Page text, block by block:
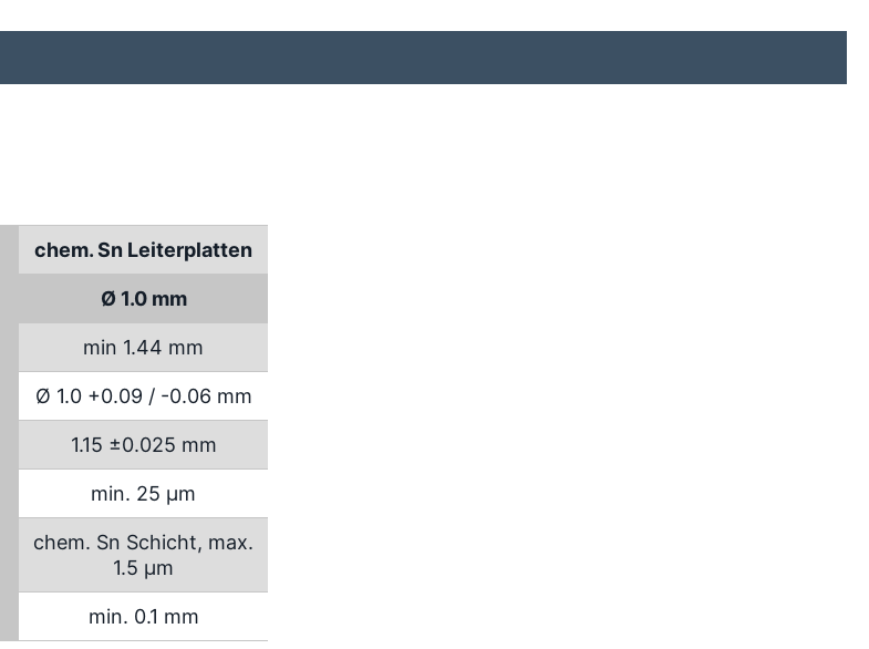
chem. Sn Leiterplatten
Ø 1.0 mm
min 1.44 mm
Ø 1.0 +0.09 / -0.06 mm
1.15 ±0.025 mm
min. 25 µm
chem. Sn Schicht, max.
1.5 µm
min. 0.1 mm